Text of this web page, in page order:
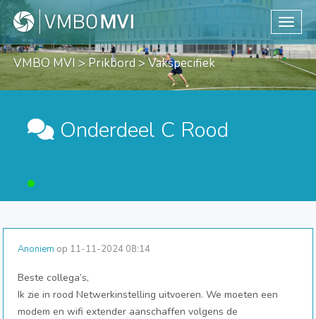
VMBO MVI >Prikbord > Vakspecifiek
Onderdeel C Rood
Anoniem op 11-11-2024 08:14
Beste collega’s,
Ik zie in rood Netwerkinstelling uitvoeren. We moeten een
modem en wifi extender aanschaffen volgens de